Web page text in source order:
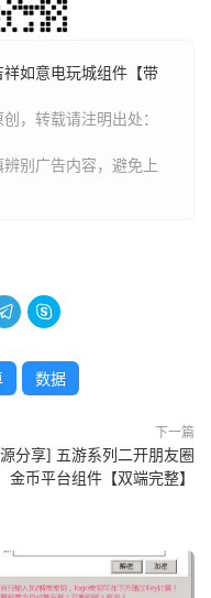
如意电玩城组件【带
，转载请注明出处：
别广告内容，避免上

数据
下一篇
分享] 五游系列二开朋友圈
金币平台组件【双端完整】